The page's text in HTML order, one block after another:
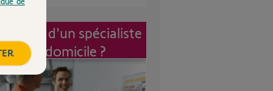
d'un spécialiste
à mon domicile ?